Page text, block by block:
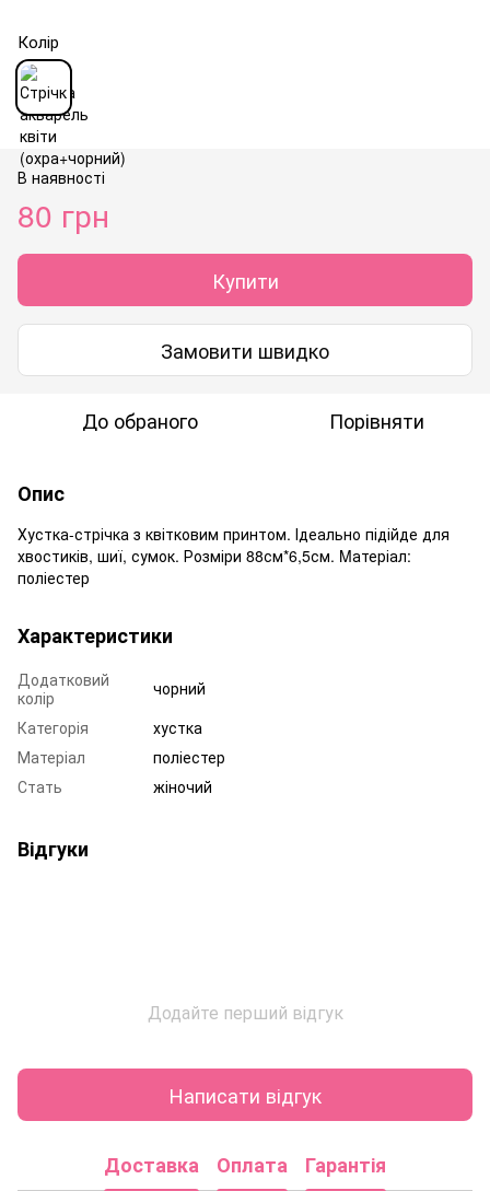
Колір
В наявності
80 грн
Купити
Замовити швидко
До обраного Порівняти
Опис
Хустка-стрічка з квітковим принтом. Ідеально підійде для
хвостиків, шиї, сумок. Розміри 88см*6,5см. Mатеріал:
поліестер
Характеристики
Додатковий
колір
чорний
Категорія
хустка
Матеріал
поліестер
Стать
жіночий
Відгуки
Додайте перший відгук
Написати відгук
Доставка Оплата Гарантія